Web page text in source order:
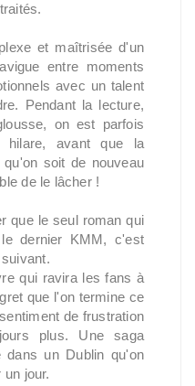
et maîtrisée d'un
entre moments
avec un talent
Pendant la lecture,
on est parfois
hilare, avant que la
soit de nouveau
de le lâcher !
que le seul roman qui
dernier KMM, c'est
qui ravira les fans à
que l'on termine ce
de frustration
plus. Une saga
dans un Dublin qu'on
un jour.